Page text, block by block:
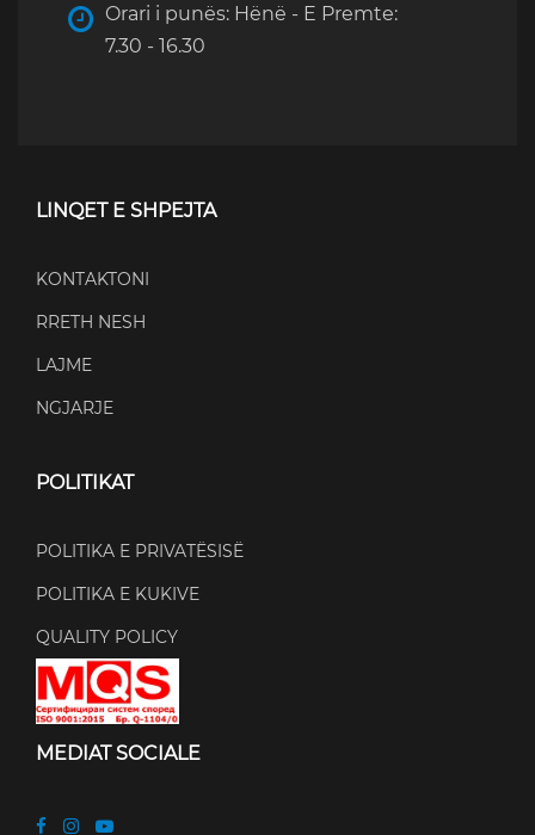
Orari i punës: Hënë - E Premte:
7.30 - 16.30
LINQET E SHPEJTA
KONTAKTONI
RRETH NESH
LAJME
NGJARJE
POLITIKAT
POLITIKA E PRIVATËSISË
POLITIKA E KUKIVE
QUALITY POLICY
MEDIAT SOCIALE